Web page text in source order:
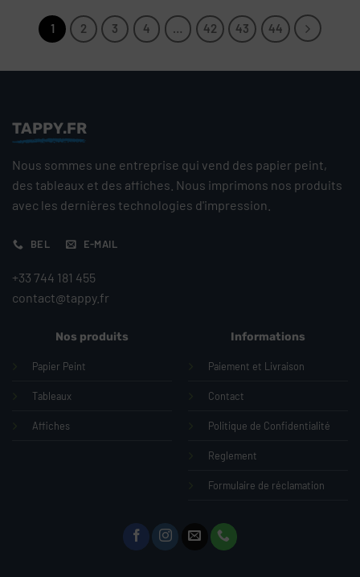
1 2 3 4 … 42 43 44
TAPPY.FR
Nous sommes une entreprise qui vend des papier peint,
des tableaux et des affiches. Nous imprimons nos produits
avec les dernières technologies d'impression.
BEL E-MAIL
+33 744 181 455
contact@tappy.fr
Nos produits
Papier Peint
Tableaux
Affiches
Informations
Paiement et Livraison
Contact
Politique de Confidentialité
Reglement
Formulaire de réclamation